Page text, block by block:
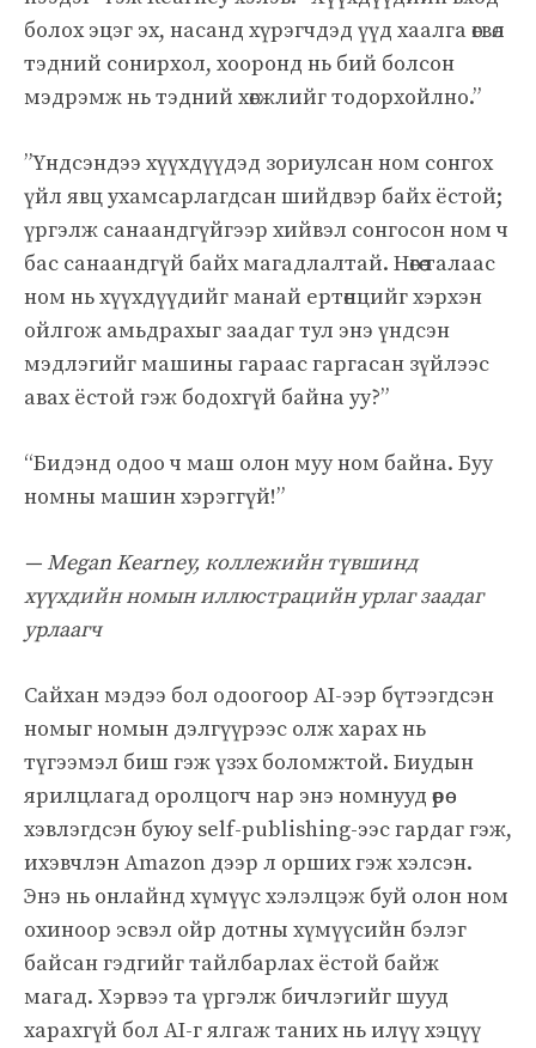
болох эцэг эх, насанд хүрэгчдэд үүд хаалга өгвөл
тэдний сонирхол, хооронд нь бий болсон
мэдрэмж нь тэдний хөгжлийг тодорхойлно.”
”Үндсэндээ хүүхдүүдэд зориулсан ном сонгох
үйл явц ухамсарлагдсан шийдвэр байх ёстой;
үргэлж санаандгүйгээр хийвэл сонгосон ном ч
бас санаандгүй байх магадлалтай. Нөгөө талаас
ном нь хүүхдүүдийг манай ертөнцийг хэрхэн
ойлгож амьдрахыг заадаг тул энэ үндсэн
мэдлэгийг машины гараас гаргасан зүйлээс
авах ёстой гэж бодохгүй байна уу?”
“Бидэнд одоо ч маш олон муу ном байна. Буу
номны машин хэрэггүй!”
— Megan Kearney, коллежийн түвшинд
хүүхдийн номын иллюстрацийн урлаг заадаг
урлаагч
Сайхан мэдээ бол одоогоор AI-ээр бүтээгдсэн
номыг номын дэлгүүрээс олж харах нь
түгээмэл биш гэж үзэх боломжтой. Биудын
ярилцлагад оролцогч нар энэ номнууд өөрөө
хэвлэгдсэн буюу self-publishing-ээс гардаг гэж,
ихэвчлэн Amazon дээр л орших гэж хэлсэн.
Энэ нь онлайнд хүмүүс хэлэлцэж буй олон ном
охиноор эсвэл ойр дотны хүмүүсийн бэлэг
байсан гэдгийг тайлбарлах ёстой байж
магад. Хэрвээ та үргэлж бичлэгийг шууд
харахгүй бол AI-г ялгаж таних нь илүү хэцүү